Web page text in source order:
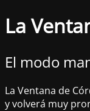
La
El modo
La Ventana de
y volverá muy